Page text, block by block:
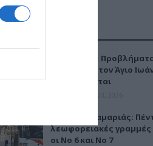
Καλαμαριά:
την Τρίτη στον Άγιο
επηρεάζονται
Μετρό Καλαμαριάς:
λεωφορειακές γραμμές
οι Νο 6 και Νο 7